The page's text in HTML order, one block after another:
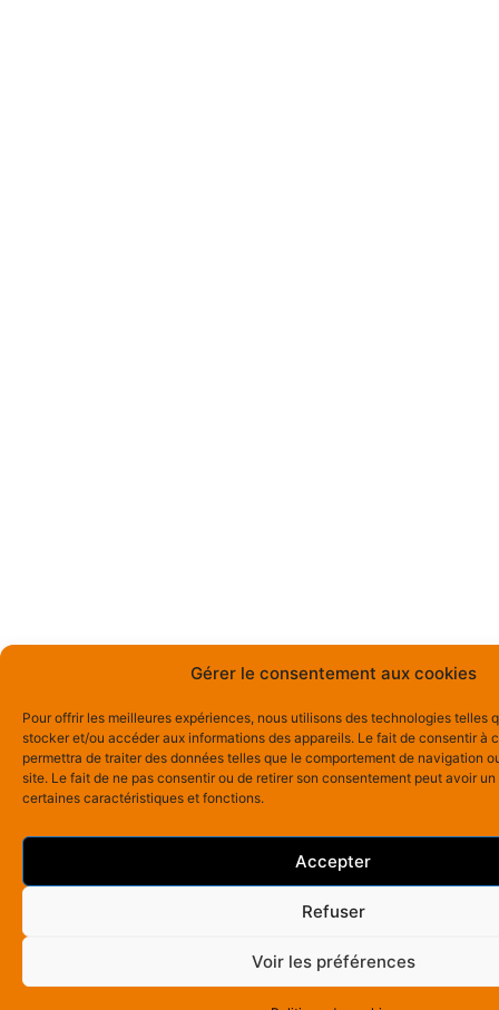
Gérer le consentement aux cookies
Pour offrir les meilleures expériences, nous utilisons des technologies telles
stocker et/ou accéder aux informations des appareils. Le fait de consentir à
permettra de traiter des données telles que le comportement de navigation
site. Le fait de ne pas consentir ou de retirer son consentement peut avoir
certaines caractéristiques et fonctions.
Accepter
Refuser
Voir les préférences